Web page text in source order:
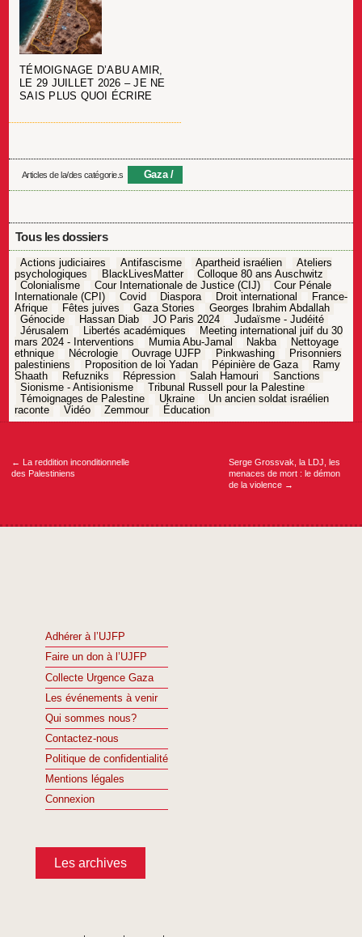
TÉMOIGNAGE D’ABU AMIR,
LE 29 JUILLET 2026 – JE NE
SAIS PLUS QUOI ÉCRIRE
Articles de la/des catégorie.s Gaza
Tous les dossiers
Actions judiciaires Antifascisme Apartheid israélien
Ateliers
psychologiques
BlackLivesMatter
Colloque 80 ans Auschwitz
Colonialisme
Cour Internationale de Justice (CIJ)
Cour Pénale
Internationale (CPI)
Covid Diaspora Droit international
France-
Afrique
Fêtes juives Gaza Stories
Georges Ibrahim Abdallah
Génocide
Hassan Diab JO Paris 2024
Judaïsme - Judéité
Jérusalem
Libertés académiques
Meeting international juif du 30
mars 2024 - Interventions
Mumia Abu-Jamal Nakba
Nettoyage
ethnique
Nécrologie Ouvrage UJFP Pinkwashing
Prisonniers
palestiniens
Proposition de loi Yadan Pépinière de Gaza
Ramy
Shaath
Refuzniks Répression Salah Hamouri
Sanctions
Sionisme - Antisionisme
Tribunal Russell pour la Palestine
Témoignages de Palestine
Ukraine
Un ancien soldat israélien
raconte
Vidéo Zemmour Éducation
Navigation
← La reddition inconditionnelle
des Palestiniens
Serge Grossvak, la LDJ, les
menaces de mort : le démon
de la violence →
Adhérer à l’UJFP
Faire un don à l’UJFP
Collecte Urgence Gaza
Les événements à venir
Qui sommes nous?
Contactez-nous
Politique de confidentialité
Mentions légales
Connexion
Les archives